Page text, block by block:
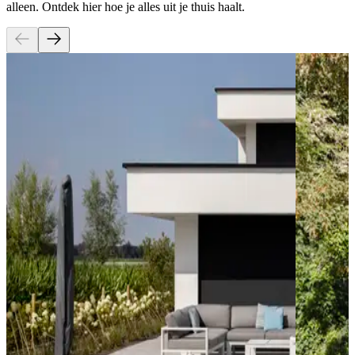
alleen. Ontdek hier hoe je alles uit je thuis haalt.